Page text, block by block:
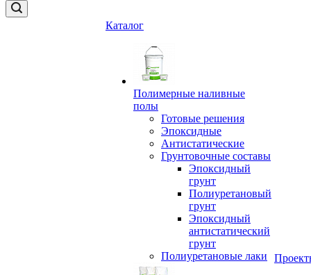
Каталог
Полимерные наливные
полы
Готовые решения
Эпоксидные
Антистатические
Грунтовочные составы
Эпоксидный
грунт
Полиуретановый
грунт
Эпоксидный
антистатический
грунт
Полиуретановые лаки